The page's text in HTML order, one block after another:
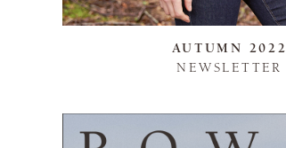
AUTUMN 2022
NEWSLETTER